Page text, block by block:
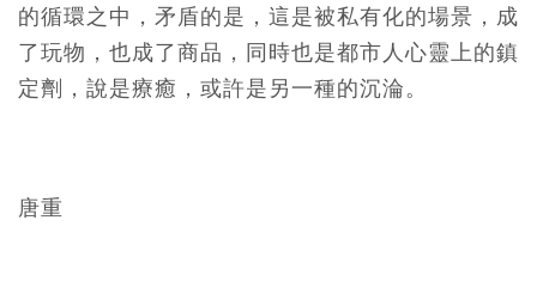
的循環之中，矛盾的是，這是被私有化的場景，成
了玩物，也成了商品，同時也是都市人心靈上的鎮
定劑，說是療癒，或許是另一種的沉淪。
唐重